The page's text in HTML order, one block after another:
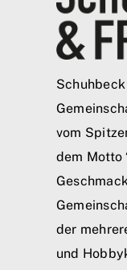
vom
dem Motto
der
und